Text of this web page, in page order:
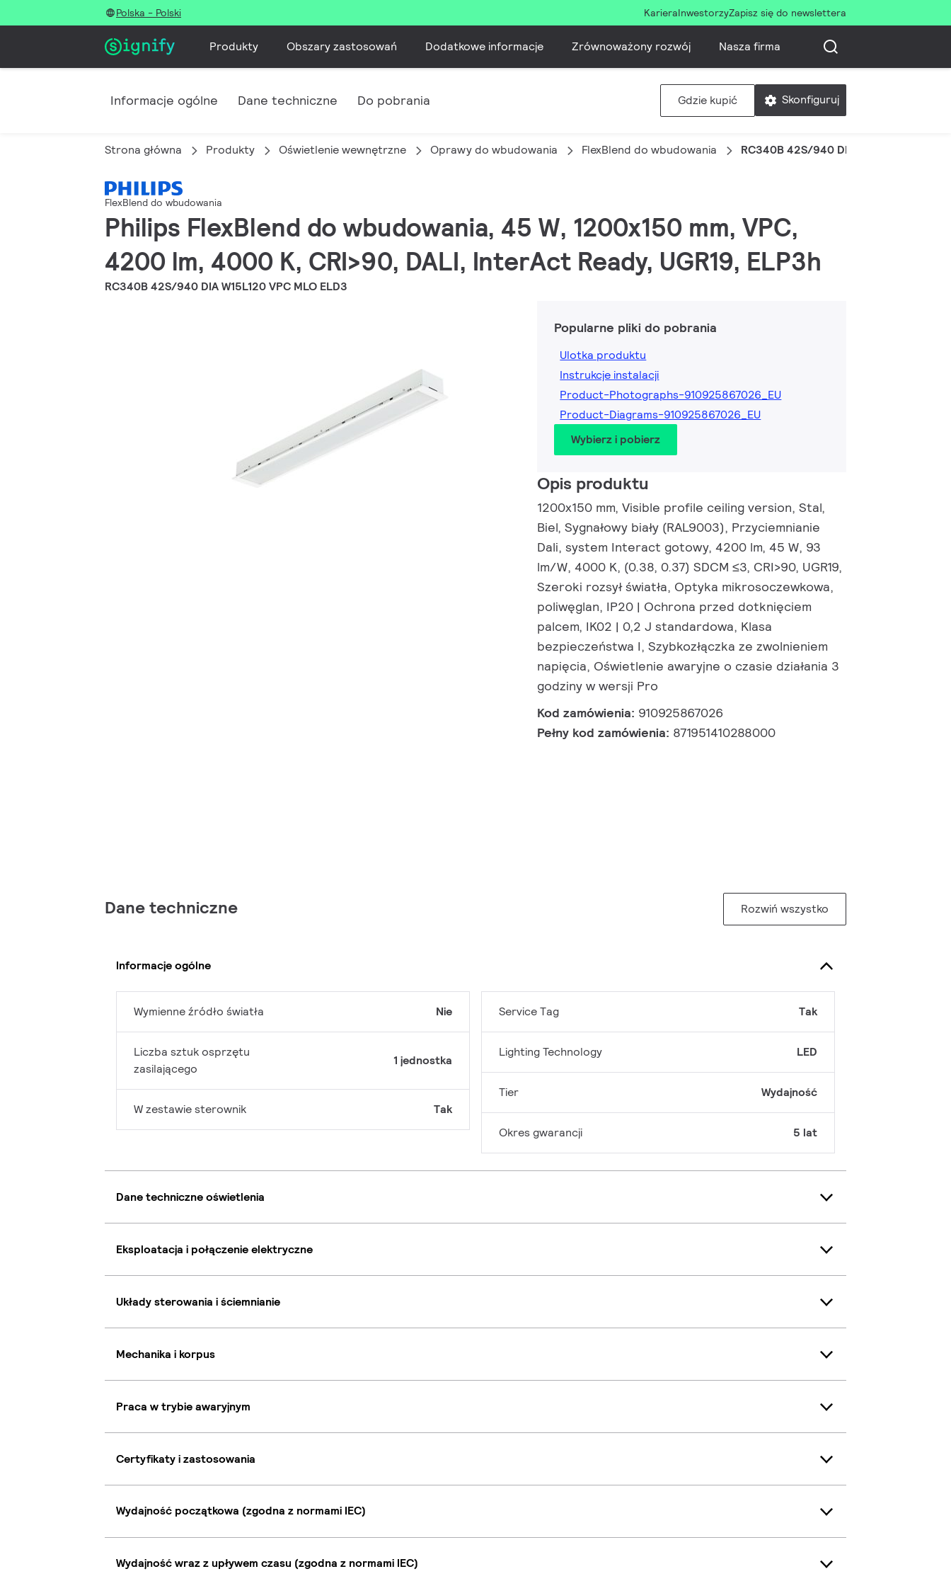
Polska - Polski KarieraInwestorzyZapisz się do newslettera
Produkty Obszary zastosowań Dodatkowe informacje Zrównoważony rozwój Nasza firma
Informacje ogólne Dane techniczne Do pobrania Gdzie kupić Skonfiguruj
Strona główna Produkty Oświetlenie wewnętrzne Oprawy do wbudowania FlexBlend do wbudowania RC340B 42S/940 DIA W15L120 VPC
FlexBlend do wbudowania
Philips FlexBlend do wbudowania, 45 W, 1200x150 mm, VPC,
4200 lm, 4000 K, CRI>90, DALI, InterAct Ready, UGR19, ELP3h
RC340B 42S/940 DIA W15L120 VPC MLO ELD3
Popularne pliki do pobrania
Ulotka produktu
Instrukcje instalacji
Product-Photographs-910925867026_EU
Product-Diagrams-910925867026_EU
Wybierz i pobierz
Opis produktu
1200x150 mm, Visible profile ceiling version, Stal,
Biel, Sygnałowy biały (RAL9003), Przyciemnianie
Dali, system Interact gotowy, 4200 lm, 45 W, 93
lm/W, 4000 K, (0.38, 0.37) SDCM ≤3, CRI>90, UGR19,
Szeroki rozsył światła, Optyka mikrosoczewkowa,
poliwęglan, IP20 | Ochrona przed dotknięciem
palcem, IK02 | 0,2 J standardowa, Klasa
bezpieczeństwa I, Szybkozłączka ze zwolnieniem
napięcia, Oświetlenie awaryjne o czasie działania 3
godziny w wersji Pro
Kod zamówienia: 910925867026
Pełny kod zamówienia: 871951410288000
Dane techniczne Rozwiń wszystko
Informacje ogólne
Wymienne źródło światła Nie
Liczba sztuk osprzętu
zasilającego
1 jednostka
W zestawie sterownik Tak
Service Tag Tak
Lighting Technology LED
Tier Wydajność
Okres gwarancji 5 lat
Dane techniczne oświetlenia
Eksploatacja i połączenie elektryczne
Układy sterowania i ściemnianie
Mechanika i korpus
Praca w trybie awaryjnym
Certyfikaty i zastosowania
Wydajność początkowa (zgodna z normami IEC)
Wydajność wraz z upływem czasu (zgodna z normami IEC)